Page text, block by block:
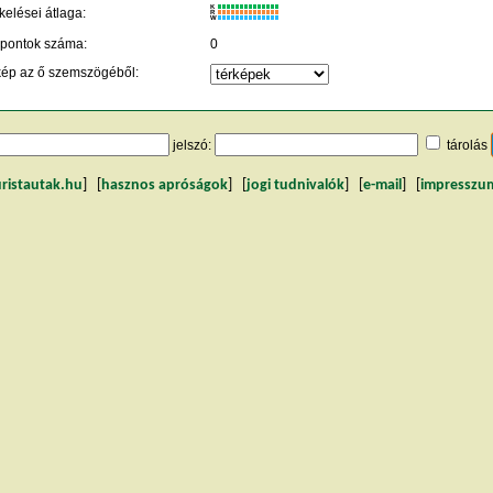
átlaga:
K
R
W
pontok száma:
0
az ő szemszögéből:
jelszó: tárolás
hasznos apróságok jogi tudnivalók e-mail